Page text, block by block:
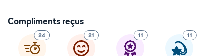
Compliments reçus
24 21 11 11